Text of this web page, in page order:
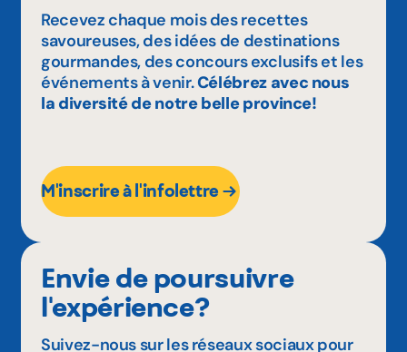
Recevez chaque mois des recettes
savoureuses, des idées de destinations
gourmandes, des concours exclusifs et les
événements à venir.Célébrez avec nous
la diversité de notre belle province!
M'inscrire à l'infolettre
Envie de poursuivre
l'expérience?
Suivez-nous sur les réseaux sociaux pour